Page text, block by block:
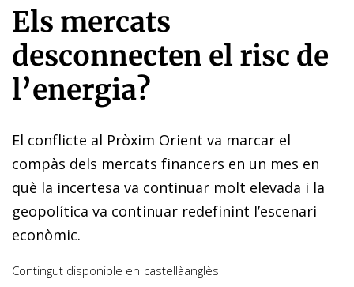
Els mercats
desconnecten el risc de
l’energia?
El conflicte al Pròxim Orient va marcar el
compàs dels mercats financers en un mes en
què la incertesa va continuar molt elevada i la
geopolítica va continuar redefinint l’escenari
econòmic.
Contingut disponible en castellàanglès